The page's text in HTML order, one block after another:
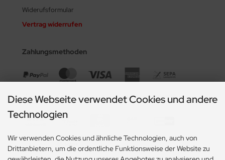
Widerufsformular
Vertrag widerrufen
Zahlungsmethoden
Diese Webseite verwendet Cookies und andere
Technologien
Wir verwenden Cookies und ähnliche Technologien, auch von
Drittanbietern, um die ordentliche Funktionsweise der Website zu